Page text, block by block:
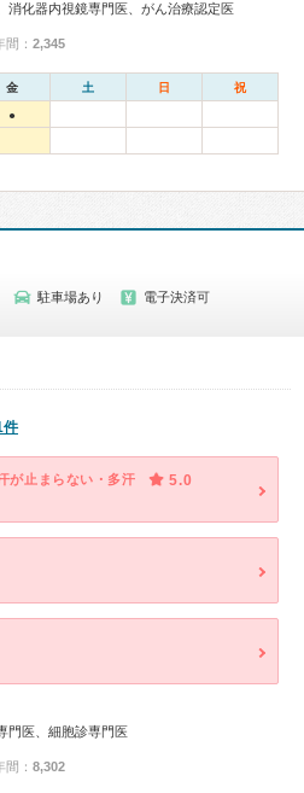
消化器内視鏡専門医、がん治療認定医
： 2,345
金 土 日 祝
●
駐車場あり
電子決済可
件
が止まらない・多汗 5.0
門医、細胞診専門医
： 8,302